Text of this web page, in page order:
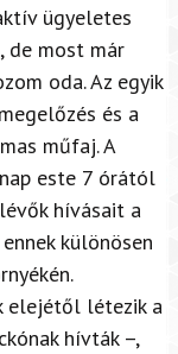
ügyeletes
de most már
oda. Az egyik
és a
műfaj. A
este 7 órától
hívásait a
különösen
elejétől létezik a
hívták –,